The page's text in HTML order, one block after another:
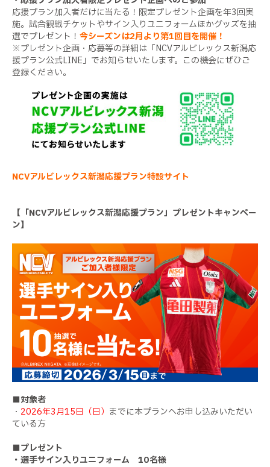
応援プラン加入者だけに当たる！限定プレゼント企画を年3回実
施。試合観戦チケットやサイン入りユニフォームほかグッズを抽
選でプレゼント！ 今シーズンは2月より第1回目を開催！
※プレゼント企画・応募等の詳細は「NCVアルビレックス新潟応
援プラン公式LINE」でお知らせいたします。この機会にぜひご
登録ください。
NCVアルビレックス新潟応援プラン特設サイト
【「NCVアルビレックス新潟応援プラン」プレゼントキャンペー
ン】
■対象者
・ 2026年3月15日（日） までに本プランへお申し込みいただい
ている方
■プレゼント
・選手サイン入りユニフォーム 10名様